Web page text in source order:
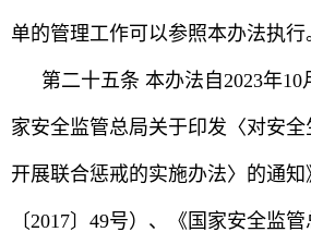
单的管理工作可以参照本办法执行
第二十五条 本办法自2023年10
家安全监管总局关于印发〈对安
开展联合惩戒的实施办法〉的通
〔2017〕49号）、《国家安全监